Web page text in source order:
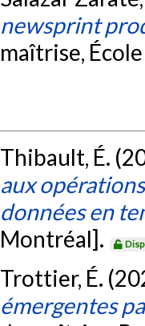
newsprint
maîtrise,
Thibault, É.
aux
données en
Montréal].
Trottier, É.
émergentes